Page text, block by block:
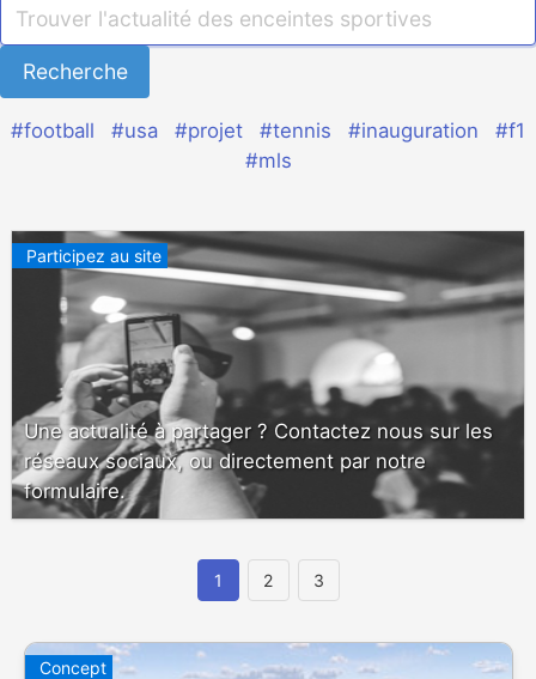
#football #usa #projet #tennis #inauguration
#f1
#mls
Participez au site
Une actualité à partager ? Contactez nous sur les
réseaux sociaux, ou directement par notre
formulaire.
1 2 3
Concept